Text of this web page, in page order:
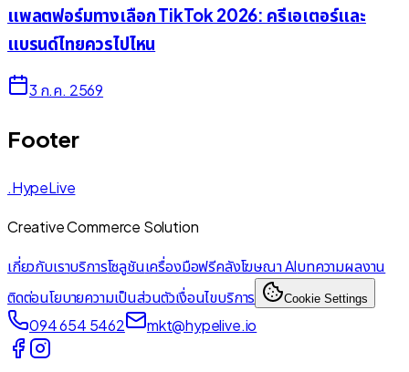
แพลตฟอร์มทางเลือก TikTok 2026: ครีเอเตอร์และ
แบรนด์ไทยควรไปไหน
3 ก.ค. 2569
Footer
.HypeLive
Creative Commerce Solution
เกี่ยวกับเราบริการโซลูชันเครื่องมือฟรีคลังโฆษณา AIบทความผลงาน
ติดต่อนโยบายความเป็นส่วนตัวเงื่อนไขบริการ Cookie Settings
094 654 5462 mkt@hypelive.io